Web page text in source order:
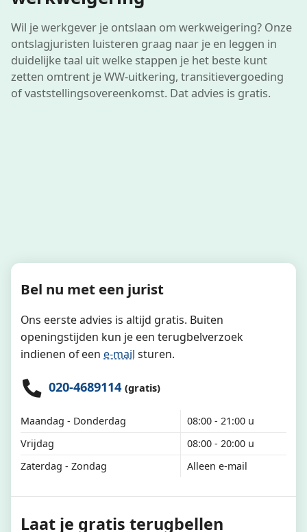
Wil je werkgever je ontslaan om werkweigering? Onze
ontslagjuristen luisteren graag naar je en leggen in
duidelijke taal uit welke stappen je het beste kunt
zetten omtrent je WW-uitkering, transitievergoeding
of vaststellings­overeenkomst. Dat advies is gratis.
Bel nu met een jurist
Ons eerste advies is altijd gratis. Buiten
openingstijden kun je een terugbelverzoek
indienen of een e-mail sturen.
020-4689114 (gratis)
Maandag - Donderdag
08:00 - 21:00 u
Vrijdag
08:00 - 20:00 u
Zaterdag - Zondag
Alleen e-mail
Laat je gratis terugbellen